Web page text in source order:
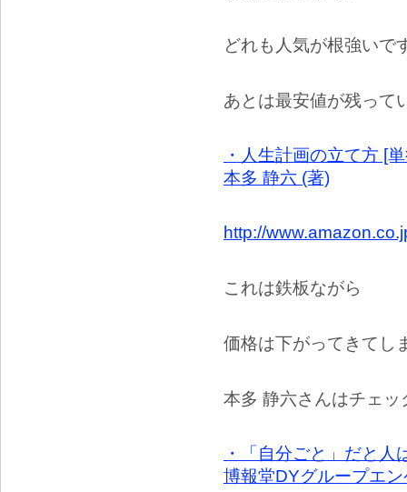
どれも人気が根強いで
あとは最安値が残って
・人生計画の立て方 [
本多 静六 (著)
http://
これは鉄板ながら
価格は下がってきてし
本多 静六さんはチェ
・「自分ごと」だと人
博報堂DYグループエ